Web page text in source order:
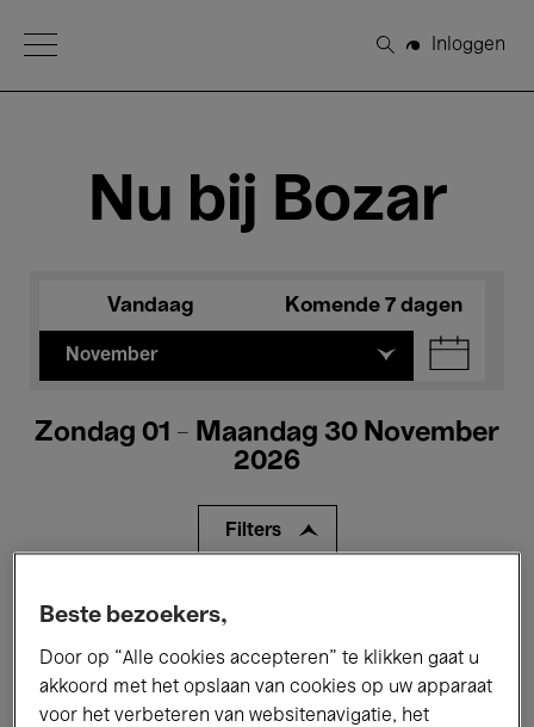
Open Menu
Zoeken
Inloggen
Nu bij Bozar
Vandaag Komende 7 dagen
November
Zondag 01 - Maandag 30 November
2026
Filters
Alle evenementen
Tentoonstellingen Films
Performances Lezingen & Debatten
Beste bezoekers,
Door op “Alle cookies accepteren” te klikken gaat u
akkoord met het opslaan van cookies op uw apparaat
voor het verbeteren van websitenavigatie, het